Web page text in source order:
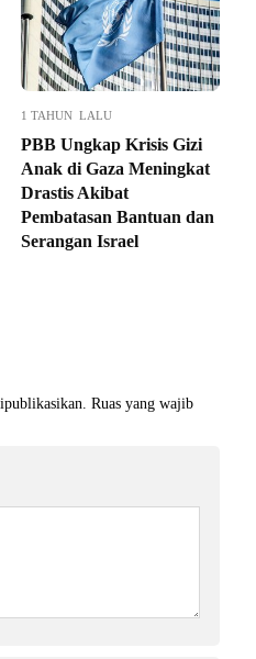
1 TAHUN LALU
PBB Ungkap Krisis Gizi
Anak di Gaza Meningkat
Drastis Akibat
Pembatasan Bantuan dan
Serangan Israel
Ruas yang wajib